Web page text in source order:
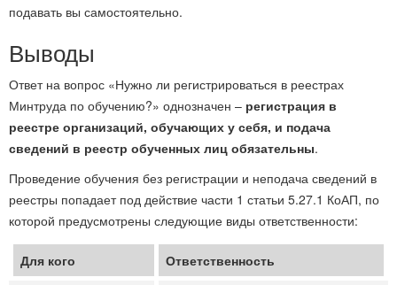
подавать вы самостоятельно.
Выводы
Ответ на вопрос «Нужно ли регистрироваться в реестрах
Минтруда по обучению?» однозначен – регистрация в
реестре организаций, обучающих у себя, и подача
сведений в реестр обученных лиц обязательны.
Проведение обучения без регистрации и неподача сведений в
реестры попадает под действие части 1 статьи 5.27.1 КоАП, по
которой предусмотрены следующие виды ответственности:
Для кого Ответственность